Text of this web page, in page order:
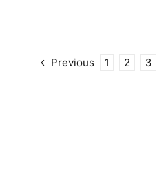
Previous 1 2 3